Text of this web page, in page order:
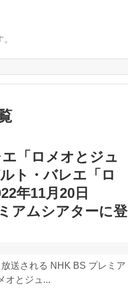
「ロメオとジュ
ト・バレエ「ロ
年11月20日
アムシアターに登
送される NHK BS プレミア
オとジュ...